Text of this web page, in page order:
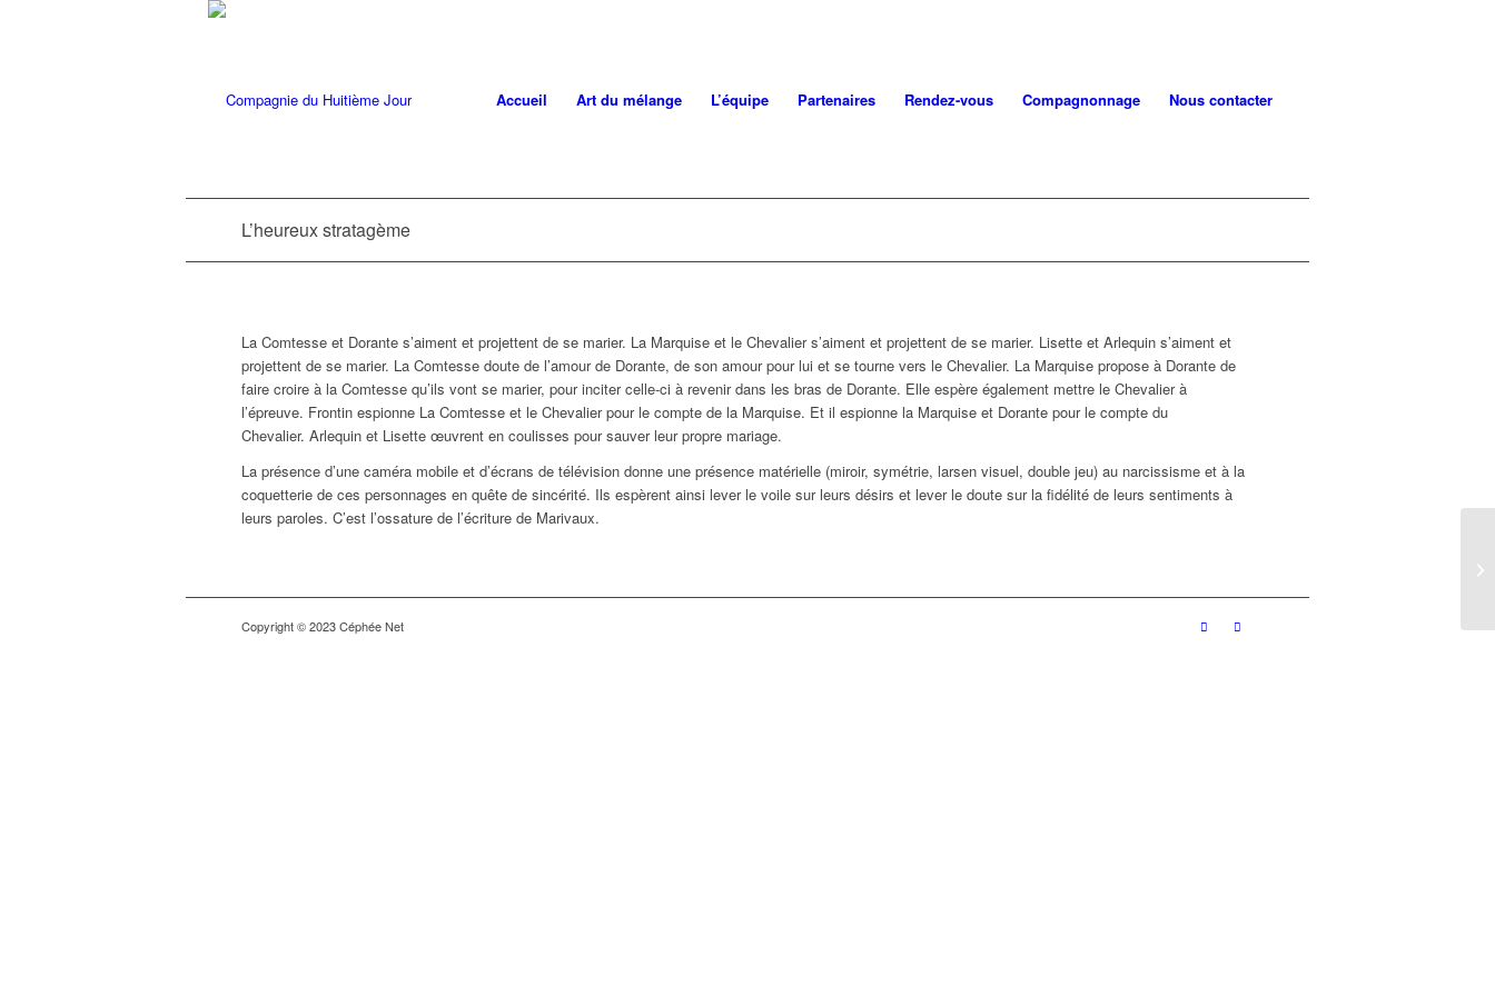
Accueil Art du mélange L’équipe Partenaires Rendez-vous Compagnonnage Nous contacter
L’heureux stratagème
La Comtesse et Dorante s’aiment et projettent de se marier. La Marquise et le Chevalier s’aiment et projettent de se marier. Lisette et Arlequin s’aiment et
projettent de se marier. La Comtesse doute de l’amour de Dorante, de son amour pour lui et se tourne vers le Chevalier. La Marquise propose à Dorante de
faire croire à la Comtesse qu’ils vont se marier, pour inciter celle-ci à revenir dans les bras de Dorante. Elle espère également mettre le Chevalier à
l’épreuve. Frontin espionne La Comtesse et le Chevalier pour le compte de la Marquise. Et il espionne la Marquise et Dorante pour le compte du
Chevalier. Arlequin et Lisette œuvrent en coulisses pour sauver leur propre mariage.
La présence d’une caméra mobile et d’écrans de télévision donne une présence matérielle (miroir, symétrie, larsen visuel, double jeu) au narcissisme et à la
coquetterie de ces personnages en quête de sincérité. Ils espèrent ainsi lever le voile sur leurs désirs et lever le doute sur la fidélité de leurs sentiments à
leurs paroles. C’est l’ossature de l’écriture de Marivaux.
Copyright © 2023 Céphée Net